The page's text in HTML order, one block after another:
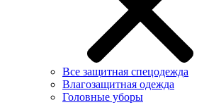
Все защитная спецодежда
Влагозащитная одежда
Головные уборы